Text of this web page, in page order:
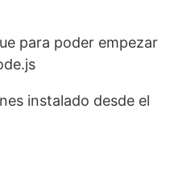
para poder empezar
instalado desde el